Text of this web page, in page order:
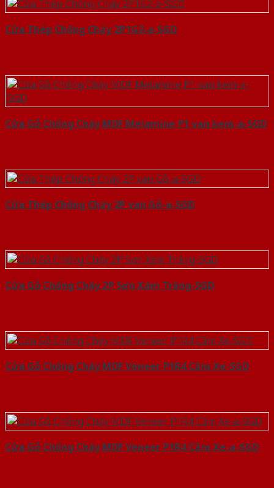
Cửa Thép Chống Cháy 2P1G2-a-SGD
Cửa Gỗ Chống Cháy MDF Melamine P1 van kem-a-SGD
Cửa Thép Chống Cháy 2P van Gỗ-a-SGD
Cửa Gỗ Chống Cháy 2P Sơn Xám Trắng-SGD
Cửa Gỗ Chống Cháy MDF Veneer P1R4 Căm Xe-SGD
Cửa Gỗ Chống Cháy MDF Veneer P1R4 Căm Xe-a-SGD